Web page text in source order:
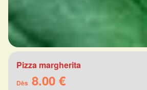
Pizza margherita
Dès 8.00 €